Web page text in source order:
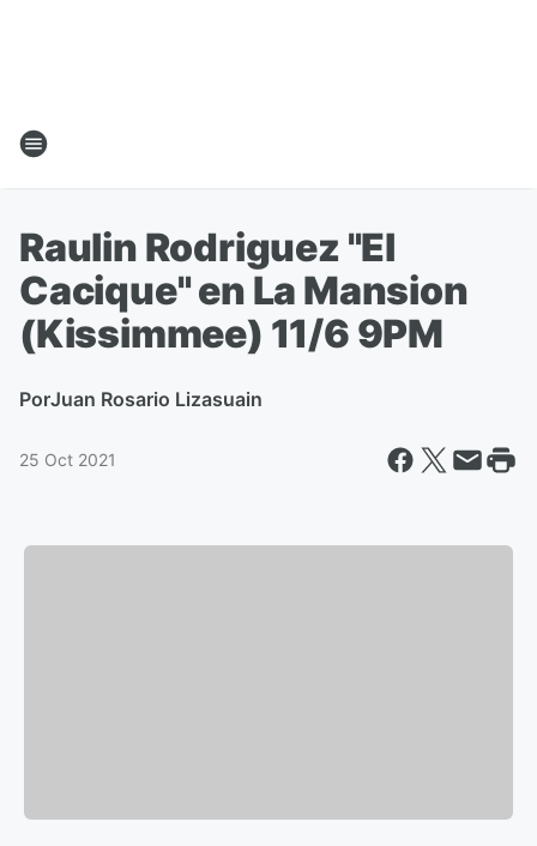
Raulin Rodriguez "El
Cacique" en La Mansion
(Kissimmee) 11/6 9PM
PorJuan Rosario Lizasuain
25 Oct 2021